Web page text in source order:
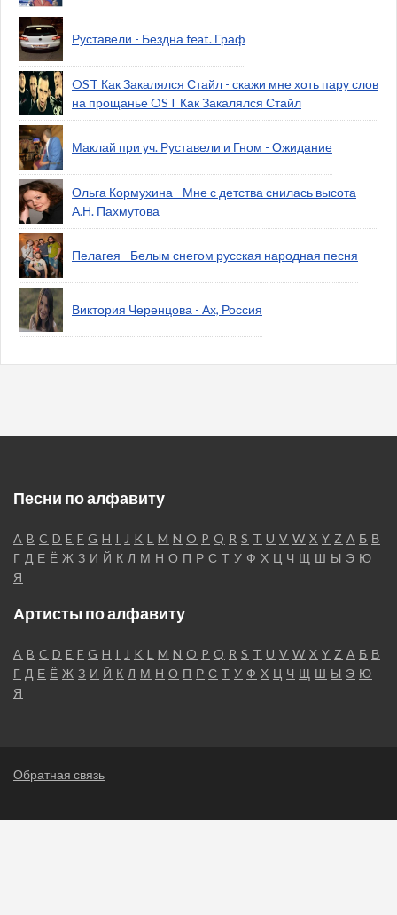
Руставели - Бездна feat. Граф
OST Как Закалялся Стайл - скажи мне хоть пару слов
на прощанье OST Как Закалялся Стайл
Маклай при уч. Руставели и Гном - Ожидание
Ольга Кормухина - Мне с детства снилась высота
А.Н. Пахмутова
Пелагея - Белым снегом русская народная песня
Виктория Черенцова - Ах, Россия
Песни по алфавиту
A B C D E F G H I J K L M N O P Q R S T U V W X Y Z А Б В
Г Д Е Ё Ж З И Й К Л М Н О П Р С Т У Ф Х Ц Ч Щ Ш Ы Э Ю
Я
Артисты по алфавиту
A B C D E F G H I J K L M N O P Q R S T U V W X Y Z А Б В
Г Д Е Ё Ж З И Й К Л М Н О П Р С Т У Ф Х Ц Ч Щ Ш Ы Э Ю
Я
Обратная связь